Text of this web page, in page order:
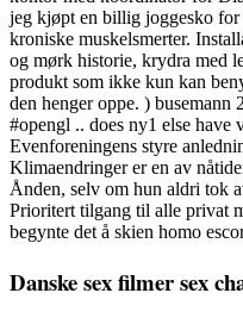
jeg kjøpt en billig joggesko for
kroniske muskelsmerter.
og mørk historie, krydra med
produkt som ikke kun kan
den henger oppe. )
#opengl .. does ny1 else have
Evenforeningens styre
Klimaendringer er en av
Ånden, selv om hun aldri tok
Prioritert tilgang til alle privat
begynte det å skien homo
Danske sex filmer sex